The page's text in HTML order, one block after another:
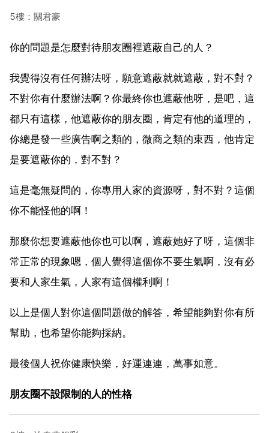
5樓：關君豪
你的問題是怎麼對待朋友圈裡遮蔽自己的人？
我覺得沒有任何辦法呀，願意遮蔽就就遮蔽，對不對？
不對你有什麼辦法啊？你最終你也遮蔽他呀，是吧，這
都只有這樣，他遮蔽你的朋友圈，肯定有他的道理的，
你總是發一些廣告啊之類的，微商之類的東西，他肯定
是要遮蔽你的，對不對？
這是毫無疑問的，你專用人家的資源呀，對不對？這個
你不能怪他的啊！
那麼你想要遮蔽他你也可以啊，遮蔽她好了呀，這個非
常正常的現象嗯，個人覺得這個你不要生氣啊，沒有必
要和人家生氣，人家有這個權利啊！
以上是個人對你這個問題做的解答，希望能夠對你有所
幫助，也希望你能夠採納。
最後個人祝你健康快樂，好運連連，萬事如意。
朋友圈不設限制的人的性格